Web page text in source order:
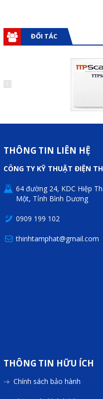
ĐỐI TÁC
THÔNG TIN LIÊN HỆ
CÔNG TY KỸ THUẬT ĐIỆN
64 đường 24, KDC Hiệp
Một, Tỉnh Bình Dương
0909 199 102
thinhtamphat@gmail.com
THÔNG TIN HỮU ÍCH
Chính sách bảo hành